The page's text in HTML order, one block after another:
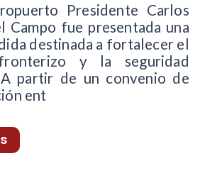
Presidente Carlos
Campo fue presentada una
destinada a fortalecer el
y la seguridad
partir de un convenio de
ent